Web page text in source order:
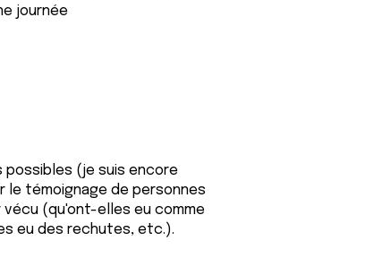
journée
possibles (je suis encore
le témoignage de personnes
(qu'ont-elles eu comme
eu des rechutes, etc.).